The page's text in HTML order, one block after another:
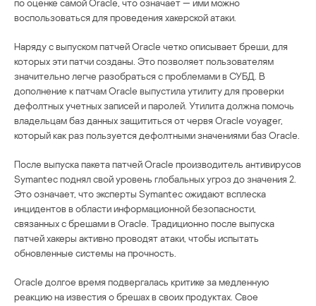
воспользоваться для проведения хакерской атаки.
Наряду с выпуском патчей Oracle четко описывает бреши, для
которых эти патчи созданы. Это позволяет пользователям
значительно легче разобраться с проблемами в СУБД. В
дополнение к патчам Oracle выпустила утилиту для проверки
дефолтных учетных записей и паролей. Утилита должна помочь
владельцам баз данных защититься от червя Oracle voyager,
который как раз пользуется дефолтными значениями баз Oracle.
После выпуска пакета патчей Oracle производитель антивирусов
Symantec поднял свой уровень глобальных угроз до значения 2.
Это означает, что эксперты Symantec ожидают всплеска
инцидентов в области информационной безопасности,
связанных с брешами в Oracle. Традиционно после выпуска
патчей хакеры активно проводят атаки, чтобы испытать
обновленные системы на прочность.
Oracle долгое время подвергалась критике за медленную
реакцию на известия о брешах в своих продуктах. Свое